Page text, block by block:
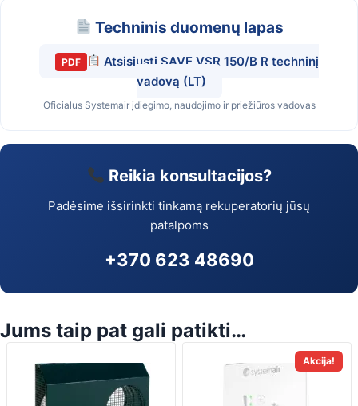
Techninis duomenų lapas
PDF
Atsisiųsti SAVE VSR 150/B R techninį
vadovą (LT)
Oficialus Systemair įdiegimo, naudojimo ir priežiūros vadovas
Reikia konsultacijos?
Padėsime išsirinkti tinkamą rekuperatorių jūsų
patalpoms
+370 623 48690
Jums taip pat gali patikti…
This
product
has
Akcija!